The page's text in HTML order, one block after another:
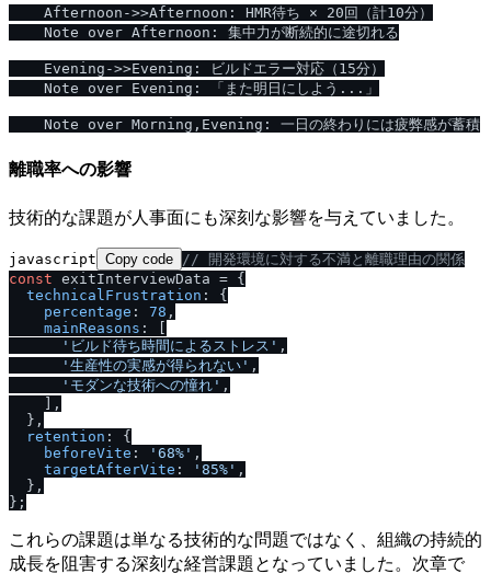
    Afternoon->>Afternoon: HMR待ち × 20回（計10分）
    Note over Afternoon: 集中力が断続的に途切れる
    Evening->>Evening: ビルドエラー対応（15分）
    Note over Evening: 「また明日にしよう...」
離職率への影響
技術的な課題が人事面にも深刻な影響を与えていました。
javascript Copy code / / 開発環境に対する不満と離職理由の関係
const exitInterviewData = {
technicalFrustration : {
percentage : 78 ,
mainReasons : [
'ビルド待ち時間によるストレス' ,
'生産性の実感が得られない' ,
'モダンな技術への憧れ' ,
    ],
  },
retention : {
beforeVite : '68%' ,
targetAfterVite : '85%' ,
  },
これらの課題は単なる技術的な問題ではなく、組織の持続的
成長を阻害する深刻な経営課題となっていました。次章で